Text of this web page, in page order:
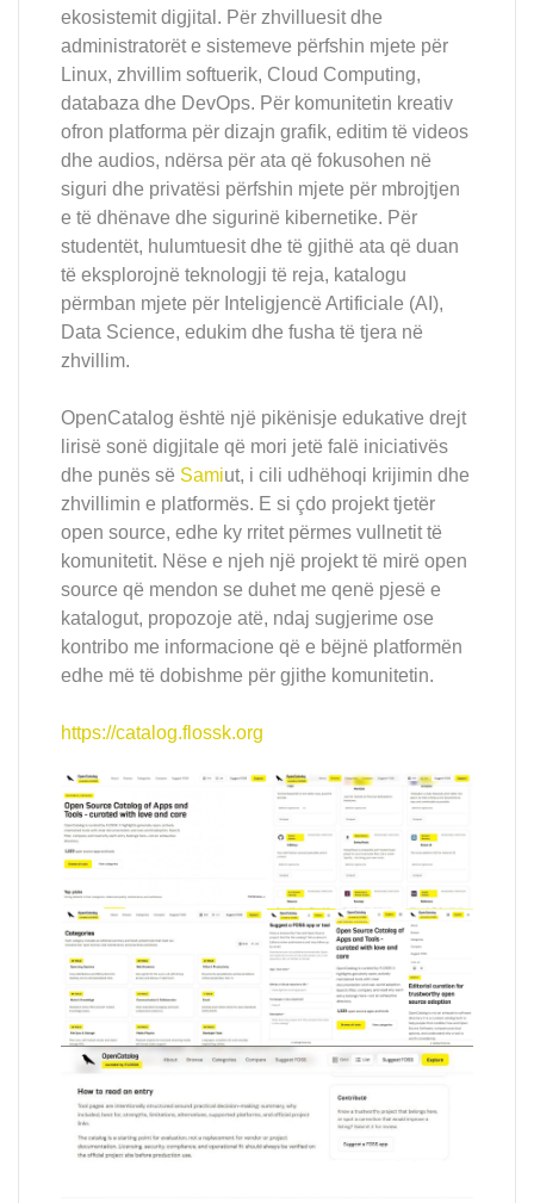
ekosistemit digjital. Për zhvilluesit dhe
administratorët e sistemeve përfshin mjete për
Linux, zhvillim softuerik, Cloud Computing,
databaza dhe DevOps. Për komunitetin kreativ
ofron platforma për dizajn grafik, editim të videos
dhe audios, ndërsa për ata që fokusohen në
siguri dhe privatësi përfshin mjete për mbrojtjen
e të dhënave dhe sigurinë kibernetike. Për
studentët, hulumtuesit dhe të gjithë ata që duan
të eksplorojnë teknologji të reja, katalogu
përmban mjete për Inteligjencë Artificiale (AI),
Data Science, edukim dhe fusha të tjera në
zhvillim.
OpenCatalog është një pikënisje edukative drejt
lirisë sonë digjitale që mori jetë falë iniciativës
dhe punës së Samiut, i cili udhëhoqi krijimin dhe
zhvillimin e platformës. E si çdo projekt tjetër
open source, edhe ky rritet përmes vullnetit të
komunitetit. Nëse e njeh një projekt të mirë open
source që mendon se duhet me qenë pjesë e
katalogut, propozoje atë, ndaj sugjerime ose
kontribo me informacione që e bëjnë platformën
edhe më të dobishme për gjithe komunitetin.
https://catalog.flossk.org